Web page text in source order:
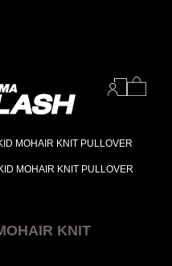
MOHAIR KNIT PULLOVER
MOHAIR KNIT PULLOVER
KNIT